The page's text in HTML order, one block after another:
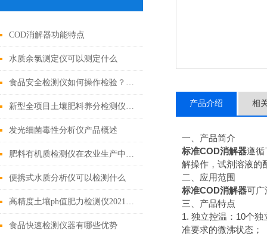
COD消解器功能特点
水质余氯测定仪可以测定什么
食品安全检测仪如何操作检验？具体步骤是怎样的？
新型全项目土壤肥料养分检测仪哪家好
发光细菌毒性分析仪产品概述
肥料有机质检测仪在农业生产中的应用有哪些？
便携式水质分析仪可以检测什么
高精度土壤ph值肥力检测仪2021重磅推荐
食品快速检测仪器有哪些优势
产品介绍 相
一、产品简介
标准COD消解器遵循
解操作，试剂溶液的
二、应用范围
标准COD消解器可广
三、产品特点
1. 独立控温：10个
准要求的微沸状态；